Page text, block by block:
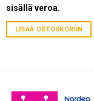
sisällä veroa.
LISÄÄ OSTOSKORIIN